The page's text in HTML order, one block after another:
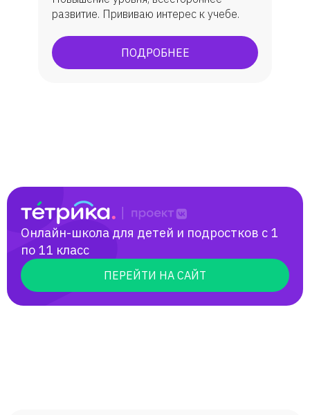
развитие. Прививаю интерес к учебе.
ПОДРОБНЕЕ
Онлайн-школа для детей и подростков с 1
по 11 класс
ПЕРЕЙТИ НА САЙТ